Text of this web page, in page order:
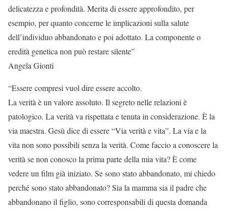
delicatezza e profondità. Merita di essere approfondito, per
esempio, per quanto concerne le implicazioni sulla salute
dell’individuo abbandonato e poi adottato. La componente o
eredità genetica non può restare silente”
Angela Gionti
“Essere compresi vuol dire essere accolto.
La verità è un valore assoluto. Il segreto nelle relazioni è
patologico. La verità va rispettata e tenuta in considerazione. È la
via maestra. Gesù dice di essere “Via verità e vita”. La via e la
vita non sono possibili senza la verità. Come faccio a conoscere la
verità se non conosco la prima parte della mia vita? È come
vedere un film già iniziato. Se sono stato abbandonato, mi chiedo
perché sono stato abbandonato? Sia la mamma sia il padre che
abbandonano il figlio, sono corresponsabili di questa domanda